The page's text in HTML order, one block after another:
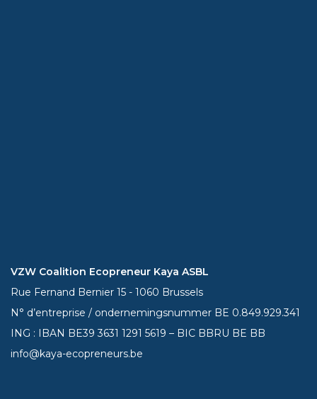
VZW Coalition Ecopreneur Kaya ASBL
Rue Fernand Bernier 15 - 1060 Brussels
N° d’entreprise / ondernemingsnummer BE 0.849.929.341
ING : IBAN BE393631 1291 5619 – BIC BBRU BE BB
info@kaya-ecopreneurs.be